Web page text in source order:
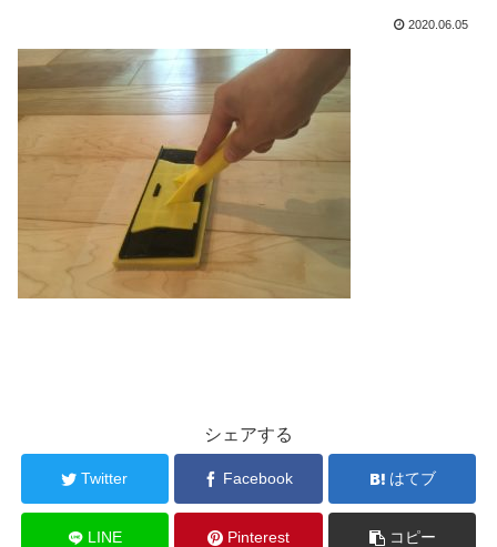
2020.06.05
シェアする
Twitter Facebook はてブ
LINE Pinterest コピー